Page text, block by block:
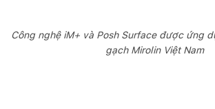
Công nghệ iM+ và Posh Surface được ứng
gạch Mirolin Việt Nam